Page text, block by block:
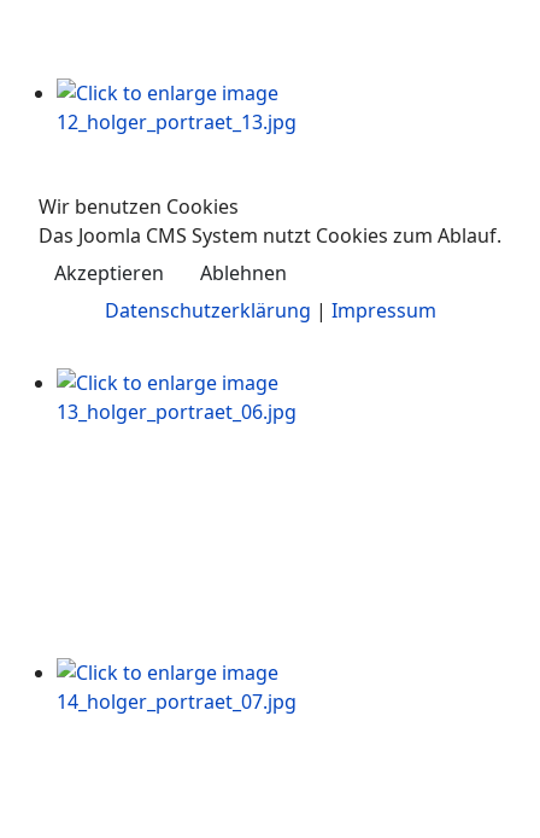
Wir benutzen Cookies
Das Joomla CMS System nutzt Cookies zum Ablauf.
Akzeptieren
Ablehnen
Datenschutzerklärung | Impressum